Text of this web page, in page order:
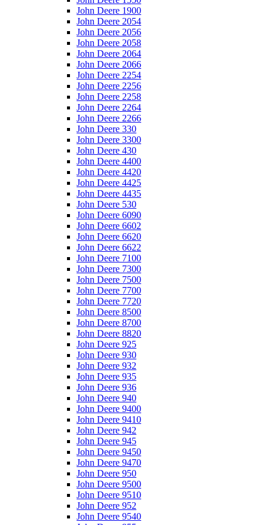
John Deere 1900
John Deere 2054
John Deere 2056
John Deere 2058
John Deere 2064
John Deere 2066
John Deere 2254
John Deere 2256
John Deere 2258
John Deere 2264
John Deere 2266
John Deere 330
John Deere 3300
John Deere 430
John Deere 4400
John Deere 4420
John Deere 4425
John Deere 4435
John Deere 530
John Deere 6090
John Deere 6602
John Deere 6620
John Deere 6622
John Deere 7100
John Deere 7300
John Deere 7500
John Deere 7700
John Deere 7720
John Deere 8500
John Deere 8700
John Deere 8820
John Deere 925
John Deere 930
John Deere 932
John Deere 935
John Deere 936
John Deere 940
John Deere 9400
John Deere 9410
John Deere 942
John Deere 945
John Deere 9450
John Deere 9470
John Deere 950
John Deere 9500
John Deere 9510
John Deere 952
John Deere 9540